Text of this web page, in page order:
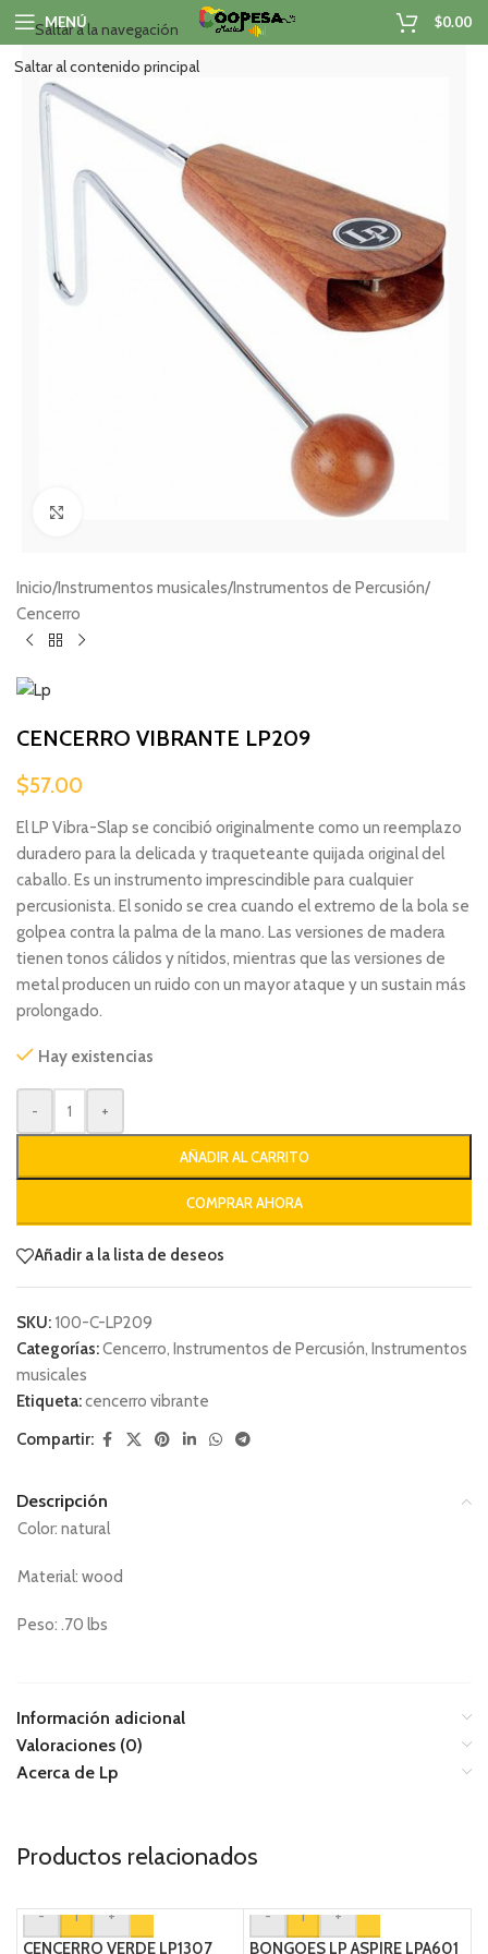
Saltar a la navegación
Saltar al contenido principal
MENÚ $0.00
Inicio/Instrumentos musicales/Instrumentos de Percusión/
Cencerro
CENCERRO VIBRANTE LP209
$57.00
El LP Vibra-Slap se concibió originalmente como un reemplazo
duradero para la delicada y traqueteante quijada original del
caballo. Es un instrumento imprescindible para cualquier
percusionista. El sonido se crea cuando el extremo de la bola se
golpea contra la palma de la mano. Las versiones de madera
tienen tonos cálidos y nítidos, mientras que las versiones de
metal producen un ruido con un mayor ataque y un sustain más
prolongado.
Hay existencias
- +
AÑADIR AL CARRITO
COMPRAR AHORA
Añadir a la lista de deseos
SKU: 100-C-LP209
Categorías:Cencerro, Instrumentos de Percusión, Instrumentos
musicales
Etiqueta:cencerro vibrante
Compartir:
Descripción
Color: natural
Material: wood
Peso: .70 lbs
Información adicional
Valoraciones (0)
Acerca de Lp
Productos relacionados
-
+
CENCERRO VERDE LP1307
-
+
BONGOES LP ASPIRE LPA601